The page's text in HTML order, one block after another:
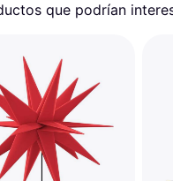
que podrían